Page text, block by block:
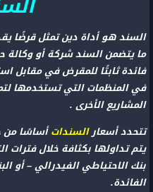
السند هو أداة دين تمثل قرضًا
ما يتضمن السند شركة أو
فائدة ثابتًا للمقرض في مقابل
في المنظمات التي تستخدمها
المشاريع الأخرى .
تتحدد أسعارالسنداتأساسًا من
يتم تداولها بكثافة خلال فترات
بنك الاحتياطي الفيدرالي – أو
الفائدة.